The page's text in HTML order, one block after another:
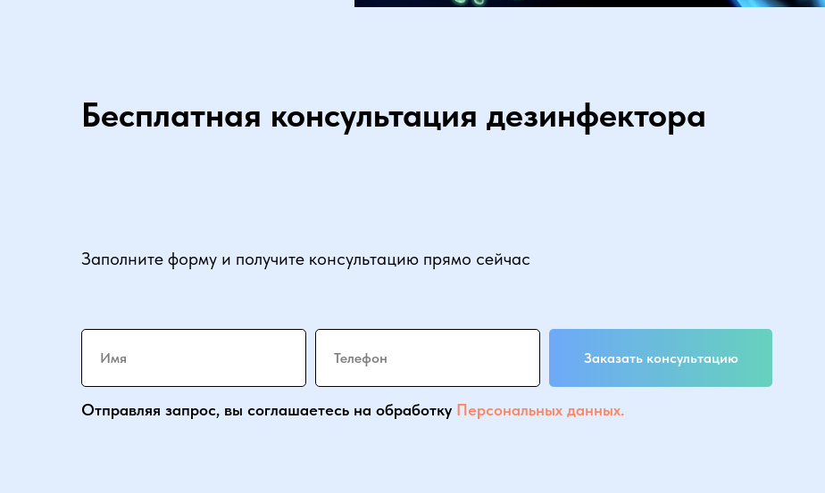
Заказать консультацию
Отправляя запрос, вы соглашаетесь на обработку Персональных данных.
Заполните форму и получите консультацию прямо сейчас
Бесплатная консультация дезинфектора